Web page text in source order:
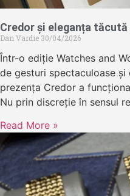
Credor și eleganța
Dan Vardie 30/04/2026
Într-o ediție Watches and
de gesturi spectaculoase
prezența Credor a
Nu prin discreție în sensul
Read More »